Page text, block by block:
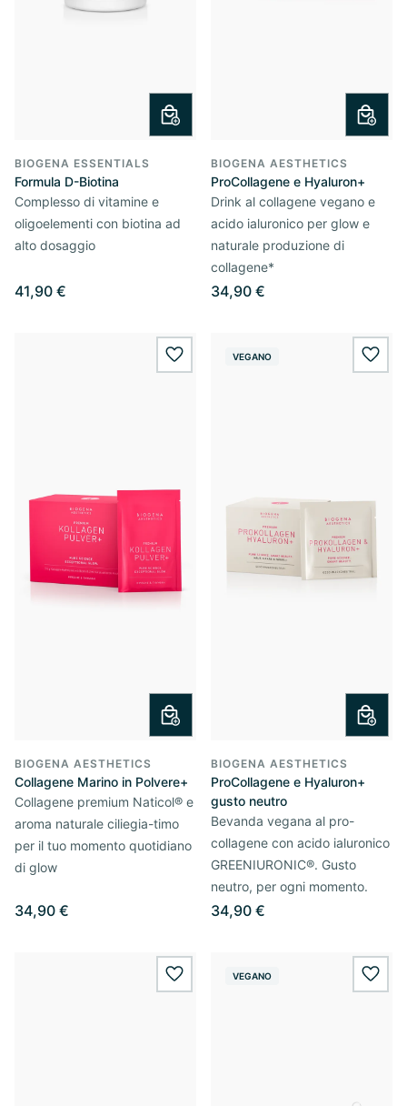
BIOGENA ESSENTIALS
Formula D-Biotina
Complesso di vitamine e
oligoelementi con biotina ad
alto dosaggio
41,90 €
BIOGENA AESTHETICS
ProCollagene e Hyaluron+
Drink al collagene vegano e
acido ialuronico per glow e
naturale produzione di
collagene*
34,90 €
wishlist.add
BIOGENA AESTHETICS
Collagene Marino in Polvere+
Collagene premium Naticol® e
aroma naturale ciliegia-timo
per il tuo momento quotidiano
di glow
34,90 €
VEGANO
BIOGENA AESTHETICS
ProCollagene e Hyaluron+
gusto neutro
Bevanda vegana al pro-
collagene con acido ialuronico
GREENIURONIC®. Gusto
neutro, per ogni momento.
34,90 €
wishlist.add
VEGANO